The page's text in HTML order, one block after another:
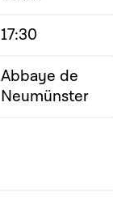
17:30
Abbaye de
Neumünster